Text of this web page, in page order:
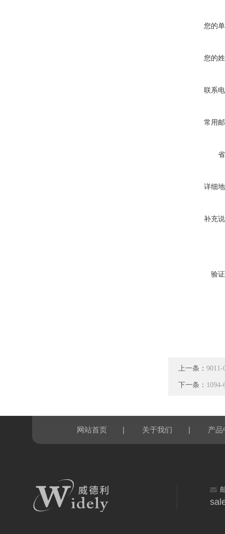
您的
您的
联系
常用
详细
补充
验
上一条：
下一条：
网站首页 | 关于我们 | 产品